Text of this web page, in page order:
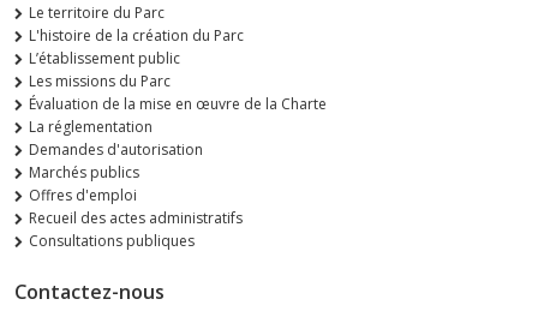
Le territoire du Parc
L'histoire de la création du Parc
L’établissement public
Les missions du Parc
Évaluation de la mise en œuvre de la Charte
La réglementation
Demandes d'autorisation
Marchés publics
Offres d'emploi
Recueil des actes administratifs
Consultations publiques
Contactez-nous